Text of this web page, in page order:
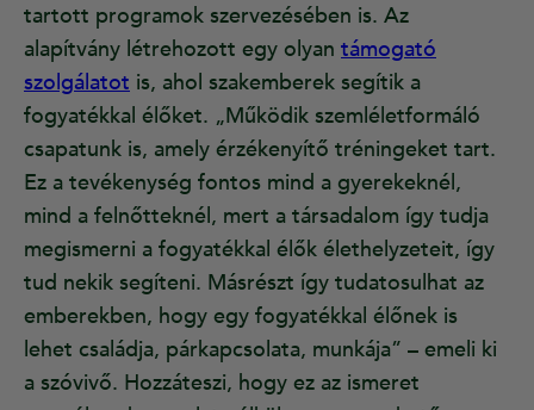
tartott programok szervezésében is. Az
alapítvány létrehozott egy olyan támogató
szolgálatot is, ahol szakemberek segítik a
fogyatékkal élőket. „Működik szemléletformáló
csapatunk is, amely érzékenyítő tréningeket tart.
Ez a tevékenység fontos mind a gyerekeknél,
mind a felnőtteknél, mert a társadalom így tudja
megismerni a fogyatékkal élők élethelyzeteit, így
tud nekik segíteni. Másrészt így tudatosulhat az
emberekben, hogy egy fogyatékkal élőnek is
lehet családja, párkapcsolata, munkája” – emeli ki
a szóvivő. Hozzáteszi, hogy ez az ismeret